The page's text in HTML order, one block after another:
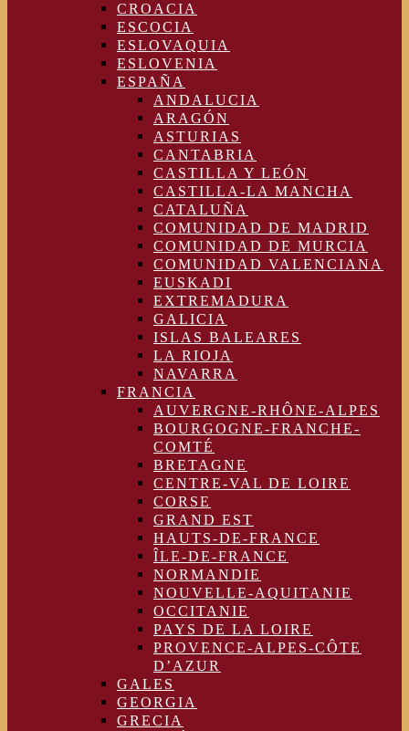
CROACIA
ESCOCIA
ESLOVAQUIA
ESLOVENIA
ESPAÑA
ANDALUCIA
ARAGÓN
ASTURIAS
CANTABRIA
CASTILLA Y LEÓN
CASTILLA-LA MANCHA
CATALUÑA
COMUNIDAD DE MADRID
COMUNIDAD DE MURCIA
COMUNIDAD VALENCIANA
EUSKADI
EXTREMADURA
GALICIA
ISLAS BALEARES
LA RIOJA
NAVARRA
FRANCIA
AUVERGNE-RHÔNE-ALPES
BOURGOGNE-FRANCHE-
COMTÉ
BRETAGNE
CENTRE-VAL DE LOIRE
CORSE
GRAND EST
HAUTS-DE-FRANCE
ÎLE-DE-FRANCE
NORMANDIE
NOUVELLE-AQUITANIE
OCCITANIE
PAYS DE LA LOIRE
PROVENCE-ALPES-CÔTE
D’AZUR
GALES
GEORGIA
GRECIA